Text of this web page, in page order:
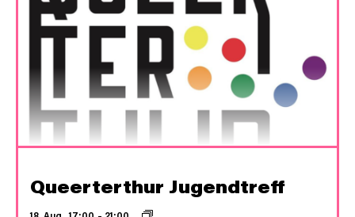
Queerterthur Jugendtreff